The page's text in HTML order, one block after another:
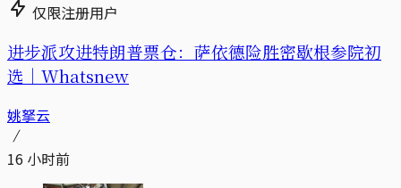
仅限注册用户
进步派攻进特朗普票仓：萨依德险胜密歇根参院初
选｜Whatsnew
姚拏云
16 小时前